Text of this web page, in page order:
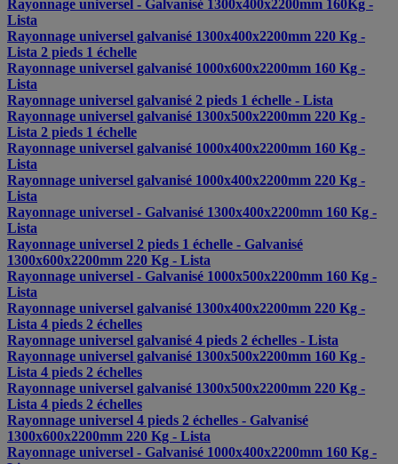
Rayonnage universel - Galvanisé 1300x400x2200mm 160Kg -
Lista
Rayonnage universel galvanisé 1300x400x2200mm 220 Kg -
Lista 2 pieds 1 échelle
Rayonnage universel galvanisé 1000x600x2200mm 160 Kg -
Lista
Rayonnage universel galvanisé 2 pieds 1 échelle - Lista
Rayonnage universel galvanisé 1300x500x2200mm 220 Kg -
Lista 2 pieds 1 échelle
Rayonnage universel galvanisé 1000x400x2200mm 160 Kg -
Lista
Rayonnage universel galvanisé 1000x400x2200mm 220 Kg -
Lista
Rayonnage universel - Galvanisé 1300x400x2200mm 160 Kg -
Lista
Rayonnage universel 2 pieds 1 échelle - Galvanisé
1300x600x2200mm 220 Kg - Lista
Rayonnage universel - Galvanisé 1000x500x2200mm 160 Kg -
Lista
Rayonnage universel galvanisé 1300x400x2200mm 220 Kg -
Lista 4 pieds 2 échelles
Rayonnage universel galvanisé 4 pieds 2 échelles - Lista
Rayonnage universel galvanisé 1300x500x2200mm 160 Kg -
Lista 4 pieds 2 échelles
Rayonnage universel galvanisé 1300x500x2200mm 220 Kg -
Lista 4 pieds 2 échelles
Rayonnage universel 4 pieds 2 échelles - Galvanisé
1300x600x2200mm 220 Kg - Lista
Rayonnage universel - Galvanisé 1000x400x2200mm 160 Kg -